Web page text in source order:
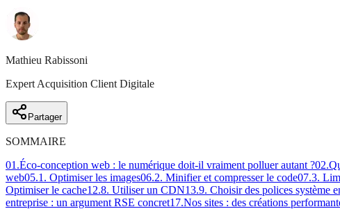
Mathieu Rabissoni
Expert Acquisition Client Digitale
Partager
SOMMAIRE
01 .Éco-conception web : le numérique doit-il vraiment polluer autant ?02.
web05.1. Optimiser les images06.2. Minifier et compresser le code07.3.
Optimiser le cache12.8. Utiliser un CDN13.9. Choisir des polices système
entreprise : un argument RSE concret17.Nos sites : des créations